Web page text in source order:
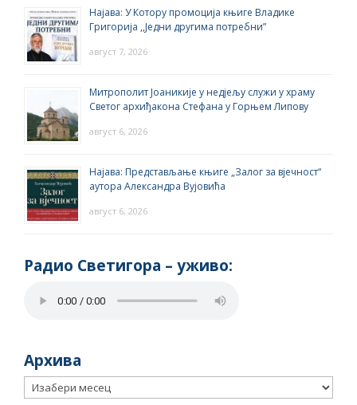
Најава: У Котору промоција књиге Владике
Григорија ,,Једни другима потребни”
август 7, 2026
Митрополит Јоаникије у недјељу служи у храму
Светог архиђакона Стефана у Горњем Липову
август 6, 2026
Најава: Представљање књиге „Залог за вјечност“
аутора Александра Вујовића
август 6, 2026
Радио Светигора – yживо:
Архива
Архива